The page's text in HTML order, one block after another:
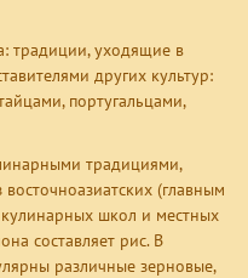
традиции, уходящие в
других культур:
португальцами,
традициями,
(главным
школ и местных
составляет рис. В
различные зерновые,